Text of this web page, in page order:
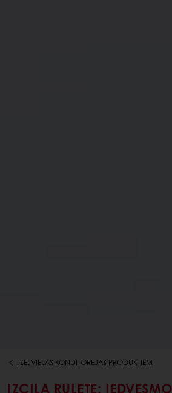
IZEJVIELAS KONDITOREJAS PRODUKTIEM
IZCILA RULETE: